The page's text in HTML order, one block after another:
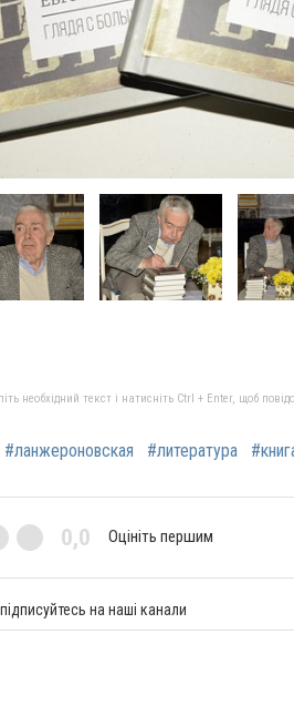
необхідний текст і натисніть Ctrl + Enter, щоб
#ланжероновская #литература
0,0 Оцініть першим
на наші канали